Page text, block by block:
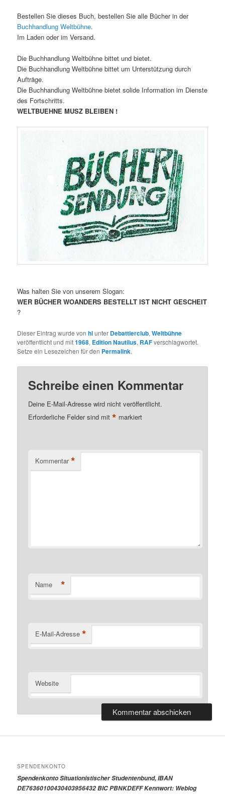
Bestellen Sie dieses Buch, bestellen Sie alle Bücher in der
Buchhandlung Weltbühne.
Im Laden oder im Versand.
Die Buchhandlung Weltbühne bittet und bietet.
Die Buchhandlung Weltbühne bittet um Unterstützung durch
Aufträge.
Die Buchhandlung Weltbühne bietet solide Information im Dienste
des Fortschritts.
WELTBUEHNE MUSZ BLEIBEN !
Was halten Sie von unserem Slogan:
WER BÜCHER WOANDERS BESTELLT IST NICHT GESCHEIT
?
Dieser Eintrag wurde vonhlunter Debattierclub,Weltbühne
veröffentlicht und mit1968, Edition Nautilus, RAFverschlagwortet.
Setze ein Lesezeichen für den Permalink.
Schreibe einen Kommentar
Deine E-Mail-Adresse wird nicht veröffentlicht.
Erforderliche Felder sind mit* markiert
Kommentar *
Name *
E-Mail-Adresse *
Website
SPENDENKONTO
Spendenkonto Situationistischer Studentenbund, IBAN
DE76360100430403956432 BIC PBNKDEFF Kennwort: Weblog